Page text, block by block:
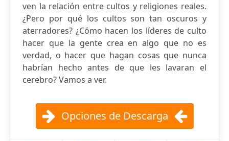
ven la relación entre cultos y religiones reales.
¿Pero por qué los cultos son tan oscuros y
aterradores? ¿Cómo hacen los líderes de culto
hacer que la gente crea en algo que no es
verdad, o hacer que hagan cosas que nunca
habrían hecho antes de que les lavaran el
cerebro? Vamos a ver.
Opciones de Descarga